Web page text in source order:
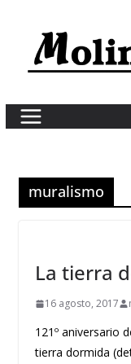
content
muralismo
La tierra
16 agosto, 2017
121º aniversario
tierra dormida